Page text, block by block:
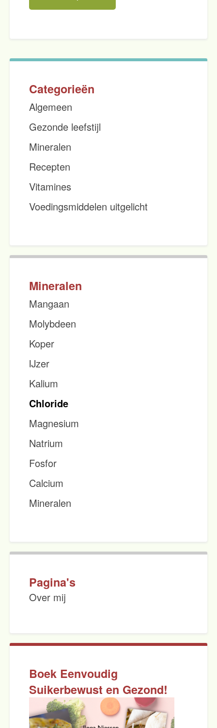
Categorieën
Algemeen
Gezonde leefstijl
Mineralen
Recepten
Vitamines
Voedingsmiddelen uitgelicht
Mineralen
Mangaan
Molybdeen
Koper
IJzer
Kalium
Chloride
Magnesium
Natrium
Fosfor
Calcium
Mineralen
Pagina's
Over mij
Boek Eenvoudig
Suikerbewust en Gezond!